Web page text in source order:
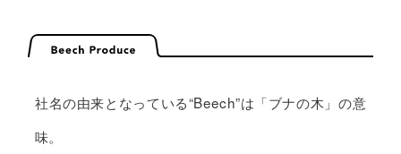
社名の由来となっている“Beech”は「ブナの木」の意
味。